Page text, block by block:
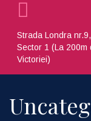
Strada Londra nr.9,
Sector 1 (La 200m
Victoriei)